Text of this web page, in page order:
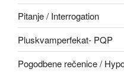
Pitanje / Interrogation
Pluskvamperfekat- PQP
Pogodbene rečenice /